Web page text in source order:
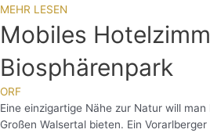
MEHR LESEN
Mobiles
Biosphärenpark
ORF
Eine einzigartige Nähe zur Natur will
Großen Walsertal bieten. Ein